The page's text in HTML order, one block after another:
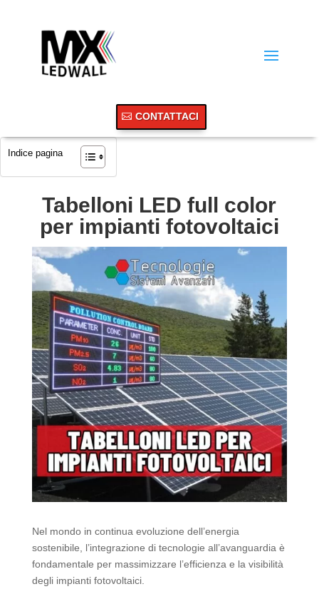
CONTATTACI
Indice pagina
Tabelloni LED full color
per impianti fotovoltaici
Nel mondo in continua evoluzione dell’energia
sostenibile, l’integrazione di tecnologie all’avanguardia è
fondamentale per massimizzare l’efficienza e la visibilità
degli impianti fotovoltaici.